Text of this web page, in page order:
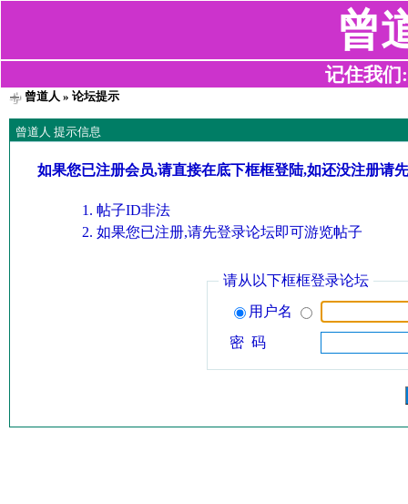
曾
记住我们
曾道人 » 论坛提示
曾道人 提示信息
如果您已注册会员,请直接在底下框框登陆,如还没注册请
帖子ID非法
如果您已注册,请先登录论坛即可游览帖子
请从以下框框登录论坛
用户名
密 码